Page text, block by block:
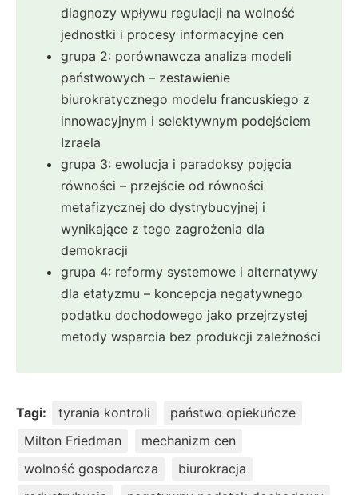
diagnozy wpływu regulacji na wolność
jednostki i procesy informacyjne cen
grupa 2: porównawcza analiza modeli
państwowych – zestawienie
biurokratycznego modelu francuskiego z
innowacyjnym i selektywnym podejściem
Izraela
grupa 3: ewolucja i paradoksy pojęcia
równości – przejście od równości
metafizycznej do dystrybucyjnej i
wynikające z tego zagrożenia dla
demokracji
grupa 4: reformy systemowe i alternatywy
dla etatyzmu – koncepcja negatywnego
podatku dochodowego jako przejrzystej
metody wsparcia bez produkcji zależności
Tagi: tyrania kontroli
państwo opiekuńcze
Milton Friedman
mechanizm cen
wolność gospodarcza
biurokracja